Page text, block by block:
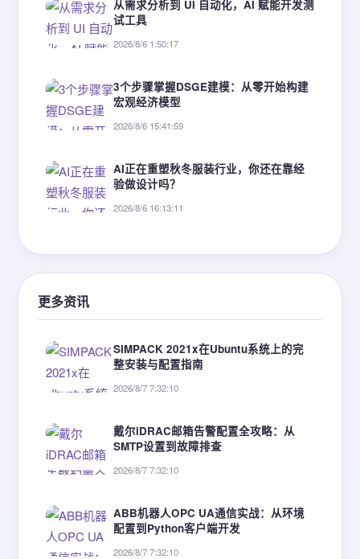
从需求分析到 UI 自动化，AI 赋能开发测
试工具
2026/8/6 1:50:17
3个步骤掌握DSGE建模：从零开始构建
宏观经济模型
2026/8/6 15:41:59
‍AI正在重塑秋冬服装行业，你还在靠经
验做设计吗？
2026/8/6 16:13:11
更多资讯
SIMPACK 2021x在Ubuntu系统上的完
整安装与配置指南
2026/8/7 7:32:10
戴尔iDRAC邮箱告警配置全攻略：从
SMTP设置到故障排查
2026/8/7 7:32:10
ABB机器人OPC UA通信实战：从环境
配置到Python客户端开发
2026/8/7 7:32:10